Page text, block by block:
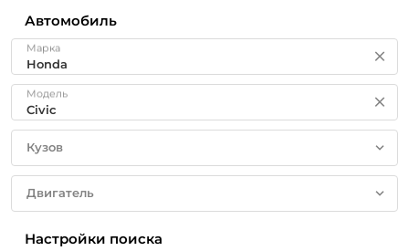
Автомобиль
Марка
Модель
Кузов
Двигатель
Настройки поиска